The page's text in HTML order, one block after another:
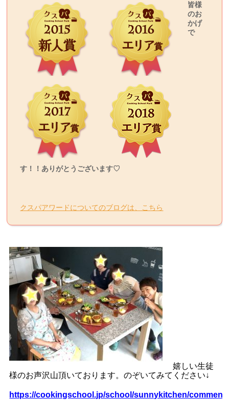
皆様
のお
かげ
で
す！！ありがとうございます♡
クスパアワードについてのブログは、こちら
嬉しい生徒
様のお声沢山頂いております。のぞいてみてください↓
https://cookingschool.jp/school/sunnykitchen/comment